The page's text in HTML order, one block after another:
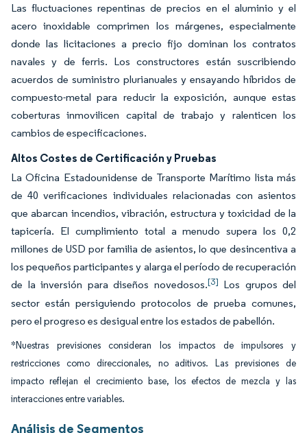
Las fluctuaciones repentinas de precios en el aluminio y el
acero inoxidable comprimen los márgenes, especialmente
donde las licitaciones a precio fijo dominan los contratos
navales y de ferris. Los constructores están suscribiendo
acuerdos de suministro plurianuales y ensayando híbridos de
compuesto-metal para reducir la exposición, aunque estas
coberturas inmovilicen capital de trabajo y ralenticen los
cambios de especificaciones.
Altos Costes de Certificación y Pruebas
La Oficina Estadounidense de Transporte Marítimo lista más
de 40 verificaciones individuales relacionadas con asientos
que abarcan incendios, vibración, estructura y toxicidad de la
tapicería. El cumplimiento total a menudo supera los 0,2
millones de USD por familia de asientos, lo que desincentiva a
los pequeños participantes y alarga el período de recuperación
de la inversión para diseños novedosos.[3] Los grupos del
sector están persiguiendo protocolos de prueba comunes,
pero el progreso es desigual entre los estados de pabellón.
*Nuestras previsiones consideran los impactos de impulsores y
restricciones como direccionales, no aditivos. Las previsiones de
impacto reflejan el crecimiento base, los efectos de mezcla y las
interacciones entre variables.
Análisis de Segmentos